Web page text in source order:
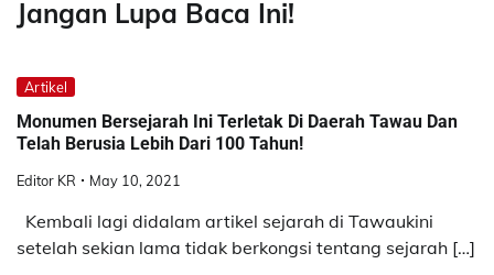
Jangan Lupa Baca Ini!
Artikel
Monumen Bersejarah Ini Terletak Di Daerah Tawau Dan
Telah Berusia Lebih Dari 100 Tahun!
Editor KR May 10, 2021
Kembali lagi didalam artikel sejarah di Tawaukini
setelah sekian lama tidak berkongsi tentang sejarah […]